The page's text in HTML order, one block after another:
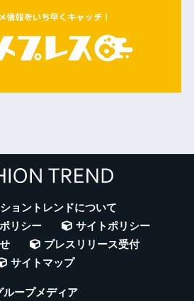
ョントレンドについて
リシー
サイトポリシー
プレスリリース受付
サイトマップ
ループメディア